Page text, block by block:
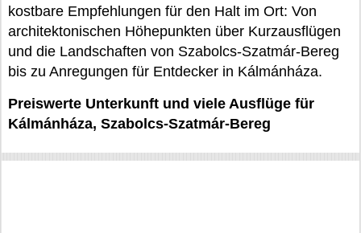
kostbare Empfehlungen für den Halt im Ort: Von
architektonischen Höhepunkten über Kurzausflügen
und die Landschaften von Szabolcs-Szatmár-Bereg
bis zu Anregungen für Entdecker in Kálmánháza.
Preiswerte Unterkunft und viele Ausflüge für
Kálmánháza, Szabolcs-Szatmár-Bereg